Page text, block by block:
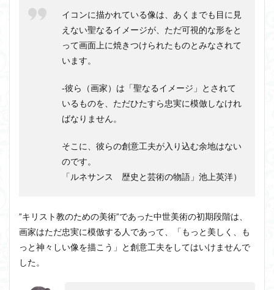
イコンに描かれている像は、あくまでも目に見
えない聖なるイメージが、ただ可視的な形をと
って画面上に焼きつけられたものとみなされて
います。
‐彼ら（画家）は「聖なるイメージ」とされて
いるものを、ただひたすら忠実に模倣しなけれ
ばなりません。
そこに、彼らの創意工夫が入り込む余地はない
のです。
「ルネサンス 歴史と芸術の物語」池上英洋）
”キリスト教のための美術”であった中世美術の初期段階は、
画家はただ忠実に模倣する人であって、「もっと美しく、も
っと神々しい像を描こう」と創意工夫をしてはいけませんで
した。